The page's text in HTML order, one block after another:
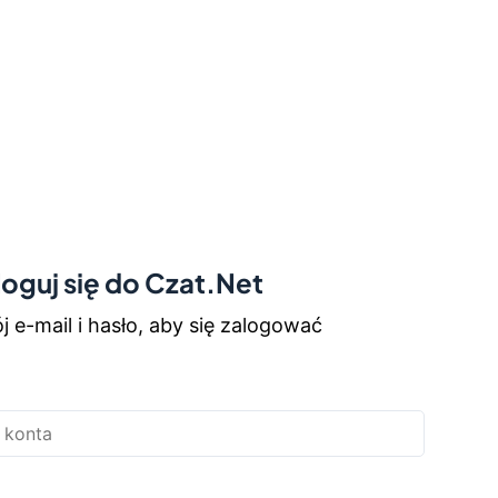
się do Czat.Net
e-mail i hasło, aby się zalogować